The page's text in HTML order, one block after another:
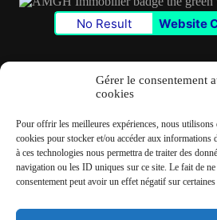
Gérer le consentement
cookies
Pour offrir les meilleures expériences, nous utilisons
cookies pour stocker et/ou accéder aux informations
à ces technologies nous permettra de traiter des
navigation ou les ID uniques sur ce site. Le fait de
consentement peut avoir un effet négatif sur
No Result Website
✆06 22 39 73 24
✉contact@amgh-